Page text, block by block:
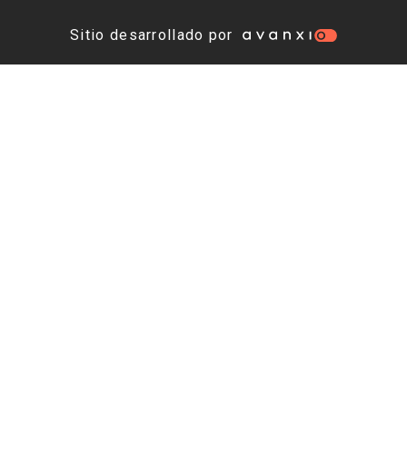
Sitio desarrollado por